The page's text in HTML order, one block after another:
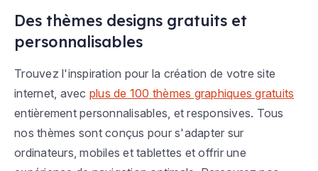
Des thèmes designs gratuits et
personnalisables
Trouvez l'inspiration pour la création de votre site
internet, avec plus de 100 thèmes graphiques gratuits
entièrement personnalisables, et responsives. Tous
nos thèmes sont conçus pour s'adapter sur
ordinateurs, mobiles et tablettes et offrir une